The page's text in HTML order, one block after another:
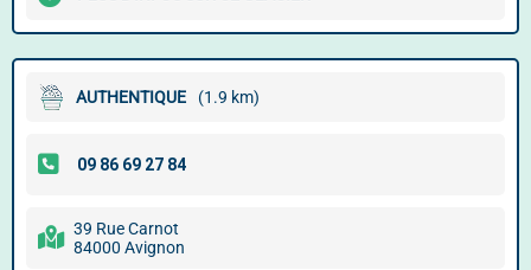
AUTHENTIQUE (1.9 km)
39 Rue Carnot
84000 Avignon